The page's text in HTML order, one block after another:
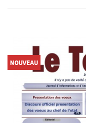
NOUVEAU